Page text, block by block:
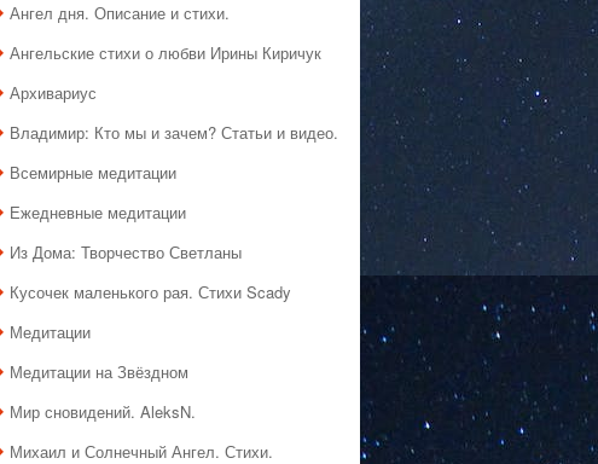
Ангел дня. Описание и стихи.
Ангельские стихи о любви Ирины Киричук
Архивариус
Владимир: Кто мы и зачем? Статьи и видео.
Всемирные медитации
Ежедневные медитации
Из Дома: Творчество Светланы
Кусочек маленького рая. Стихи Scady
Медитации
Медитации на Звёздном
Мир сновидений. AleksN.
Михаил и Солнечный Ангел. Стихи.